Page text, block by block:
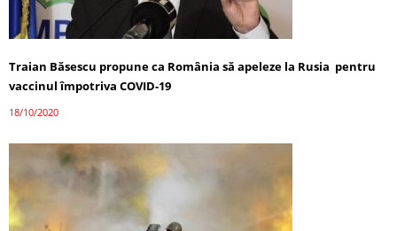
Traian Băsescu propune ca România să apeleze la Rusia pentru
vaccinul împotriva COVID-19
18/10/2020